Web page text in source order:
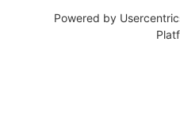
Powered by